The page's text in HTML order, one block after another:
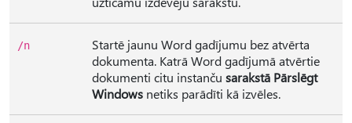
/n
Startē jaunu Word gadījumu bez atvērta
dokumenta. Katrā Word gadījumā atvērtie
dokumenti citu instanču sarakstā Pārslēgt
Windows netiks parādīti kā izvēles.